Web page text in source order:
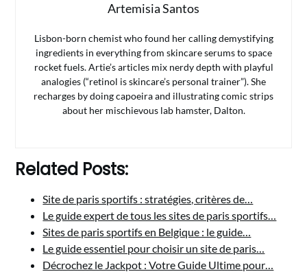
Artemisia Santos
Lisbon-born chemist who found her calling demystifying
ingredients in everything from skincare serums to space
rocket fuels. Artie’s articles mix nerdy depth with playful
analogies (“retinol is skincare’s personal trainer”). She
recharges by doing capoeira and illustrating comic strips
about her mischievous lab hamster, Dalton.
Related Posts:
Site de paris sportifs : stratégies, critères de…
Le guide expert de tous les sites de paris sportifs…
Sites de paris sportifs en Belgique : le guide…
Le guide essentiel pour choisir un site de paris…
Décrochez le Jackpot : Votre Guide Ultime pour…